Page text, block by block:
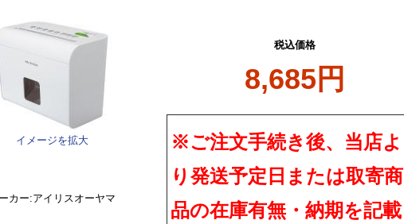
イメージを拡大
カー:アイリスオーヤマ
税込価格
8,685円
※ご注文手続き後、当店よ
り発送予定日または取寄商
品の在庫有無・納期を記載